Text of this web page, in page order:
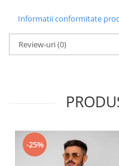
Informatii conformitate
Review-uri(0)
-25%